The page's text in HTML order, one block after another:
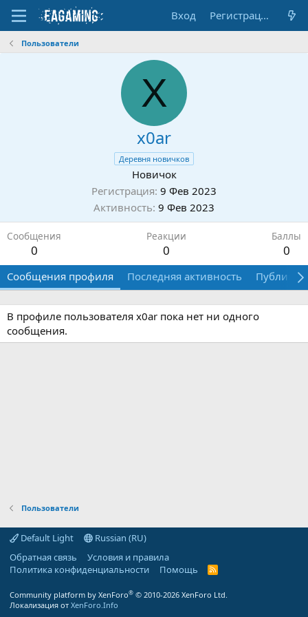
Вход Регистрация
Пользователи
X
x0ar
Деревня новичков
Новичок
Регистрация 9 Фев 2023
Активность 9 Фев 2023
Сообщения
0
Реакции
0
Баллы
0
Сообщения профиля Последняя активность
В профиле пользователя x0ar пока нет ни одного
сообщения.
Пользователи
Default Light
Russian (RU)
Обратная связь
Условия и правила
Политика конфиденциальности
Помощь
R
Community platform by XenForo® © 2010-2026 XenForo Ltd.
Локализация от XenForo.Info